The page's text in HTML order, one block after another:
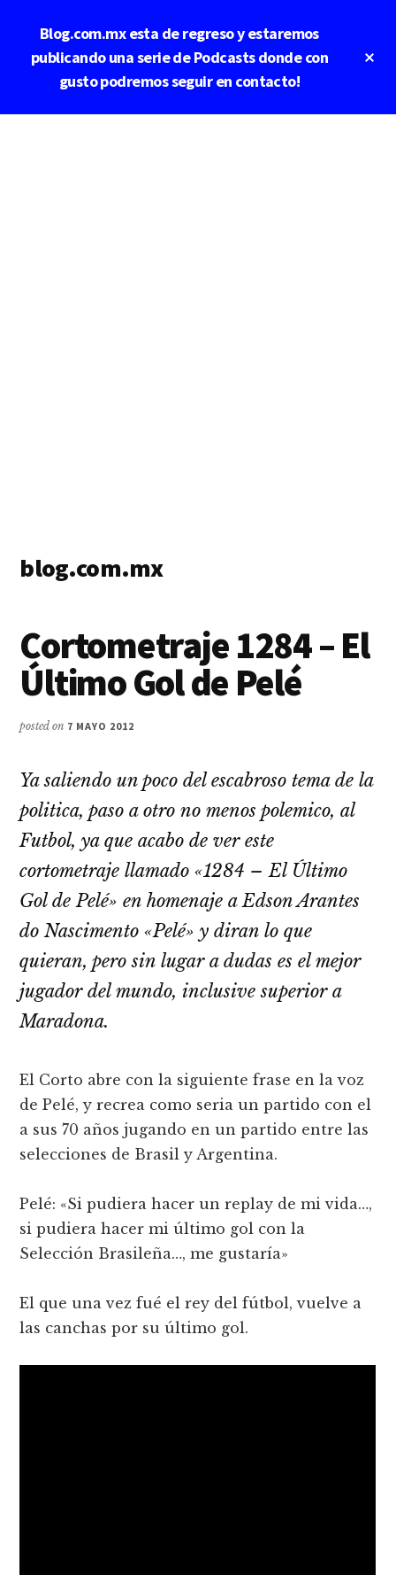
contenido
principal
Blog.com.mx esta de regreso y estaremos
publicando una serie de Podcasts donde con
gusto podremos seguir en contacto!
blog.com.mx
blogs
Cortometraje 1284 – El
Último Gol de Pelé
posted on 7 MAYO 2012
Ya saliendo un poco del escabroso tema de la
politica, paso a otro no menos polemico, al
Futbol, ya que acabo de ver este
cortometraje llamado «1284 – El Último
Gol de Pelé» en homenaje a Edson Arantes
do Nascimento «Pelé» y diran lo que
quieran, pero sin lugar a dudas es el mejor
jugador del mundo, inclusive superior a
Maradona.
El Corto abre con la siguiente frase en la voz
de Pelé, y recrea como seria un partido con el
a sus 70 años jugando en un partido entre las
selecciones de Brasil y Argentina.
Pelé: «Si pudiera hacer un replay de mi vida…,
si pudiera hacer mi último gol con la
Selección Brasileña…, me gustaría»
El que una vez fué el rey del fútbol, vuelve a
las canchas por su último gol.